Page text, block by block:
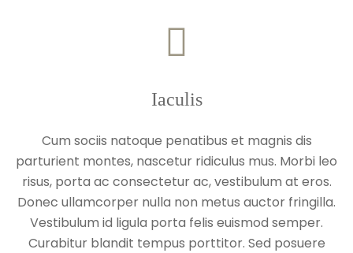
Iaculis
Cum sociis natoque penatibus et magnis dis
parturient montes, nascetur ridiculus mus. Morbi leo
risus, porta ac consectetur ac, vestibulum at eros.
Donec ullamcorper nulla non metus auctor fringilla.
Vestibulum id ligula porta felis euismod semper.
Curabitur blandit tempus porttitor. Sed posuere